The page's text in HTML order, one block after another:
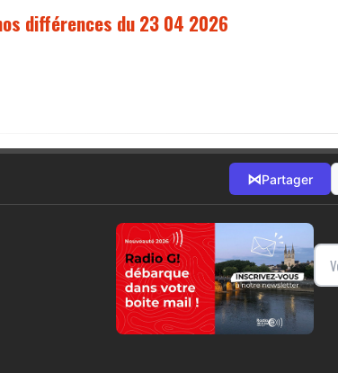
différences du 23 04 2026
⋈Partager